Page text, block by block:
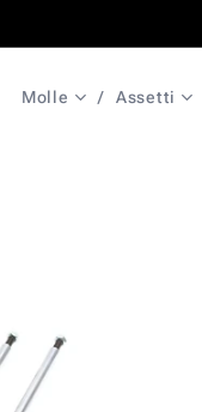
Molle Assetti